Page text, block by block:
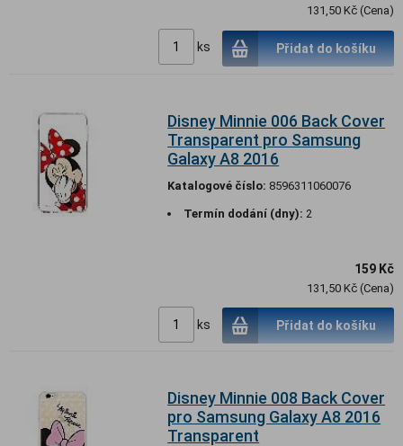
131,50 Kč (Cena)
ks Přidat do košíku
Disney Minnie 006 Back Cover
Transparent pro Samsung
Galaxy A8 2016
Katalogové číslo: 8596311060076
Termín dodání (dny): 2
159 Kč
131,50 Kč (Cena)
ks Přidat do košíku
Disney Minnie 008 Back Cover
pro Samsung Galaxy A8 2016
Transparent